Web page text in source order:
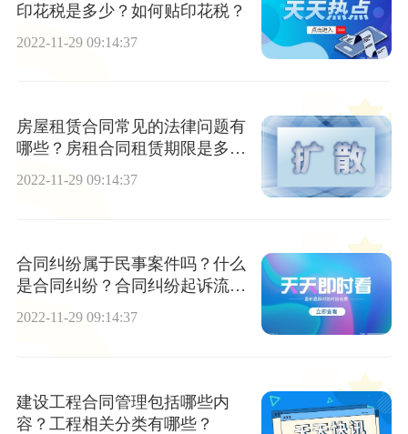
印花税是多少？如何贴印花税？
2022-11-29 09:14:37
房屋租赁合同常见的法律问题有
哪些？房租合同租赁期限是多
久？
2022-11-29 09:14:37
合同纠纷属于民事案件吗？什么
是合同纠纷？合同纠纷起诉流程
是怎样的？
2022-11-29 09:14:37
建设工程合同管理包括哪些内
容？工程相关分类有哪些？